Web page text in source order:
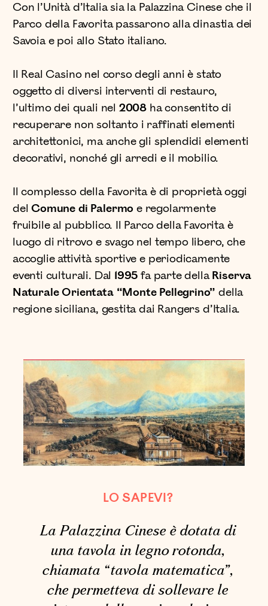
Con l’Unità d’Italia sia la Palazzina Cinese che il
Parco della Favorita passarono alla dinastia dei
Savoia e poi allo Stato italiano.
Il Real Casino nel corso degli anni è stato
oggetto di diversi interventi di restauro,
l’ultimo dei quali nel 2008 ha consentito di
recuperare non soltanto i raffinati elementi
architettonici, ma anche gli splendidi elementi
decorativi, nonché gli arredi e il mobilio.
Il complesso della Favorita è di proprietà oggi
delComune di Palermo e regolarmente
fruibile al pubblico. Il Parco della Favorita è
luogo di ritrovo e svago nel tempo libero, che
accoglie attività sportive e periodicamente
eventi culturali. Dal 1995fa parte dellaRiserva
Naturale Orientata “Monte Pellegrino” della
regione siciliana, gestita dai Rangers d’Italia.
LO SAPEVI?
La Palazzina Cinese è dotata di
una tavola in legno rotonda,
chiamata “tavola matematica”,
che permetteva di sollevare le